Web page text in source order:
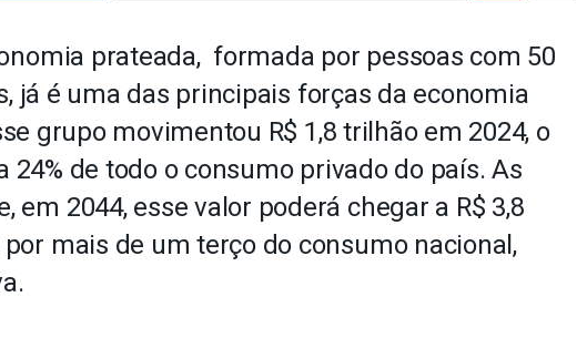
prateada, formada por pessoas com 50
já é uma das principais forças da economia
grupo movimentou R$ 1,8 trilhão em 2024, o
24% de todo o consumo privado do país. As
em 2044, esse valor poderá chegar a R$ 3,8
mais de um terço do consumo nacional,